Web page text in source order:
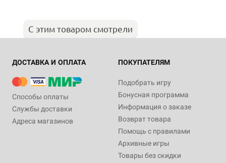
С этим товаром смотрели
ДОСТАВКА И ОПЛАТА
Способы оплаты
Службы доставки
Адреса магазинов
ПОКУПАТЕЛЯМ
Подобрать игру
Бонусная программа
Информация о заказе
Возврат товара
Помощь с правилами
Архивные игры
Товары без скидки